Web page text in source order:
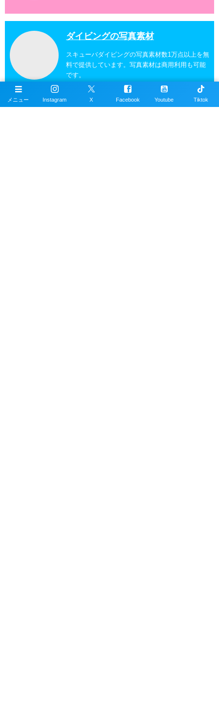
ダイビングの写真素材
スキューバダイビングの写真素材数1万点以上を無
料で提供しています。写真素材は商用利用も可能
です。
メニュー Instagram X Facebook Youtube Tiktok